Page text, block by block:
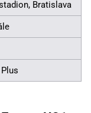
Bratislava